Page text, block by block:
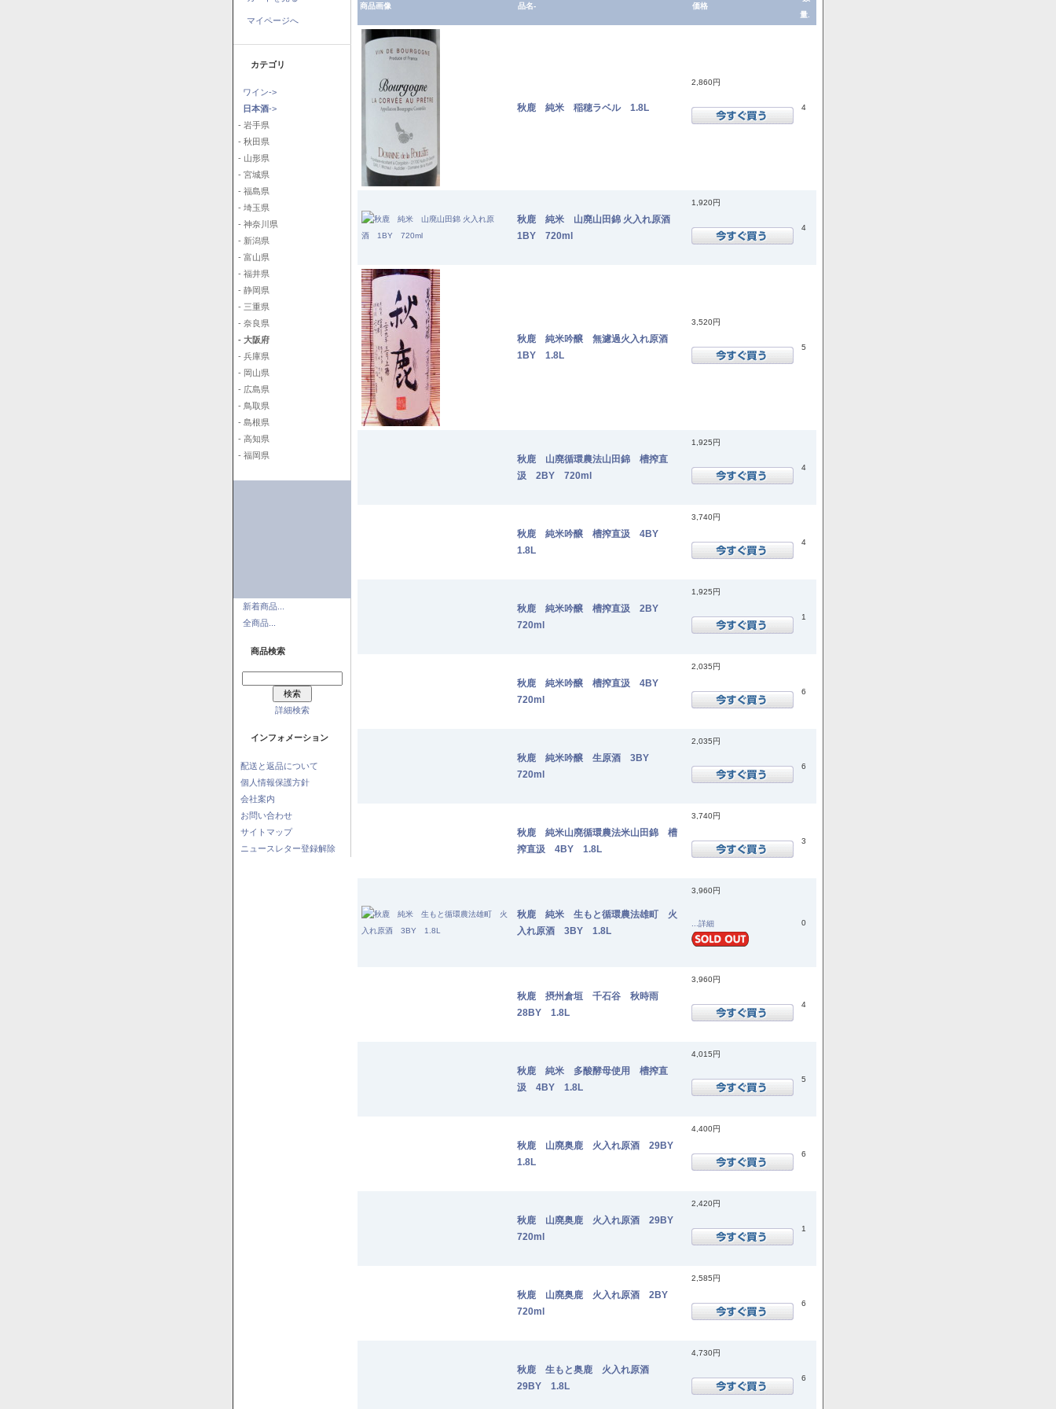
マイページへ
カテゴリ
ワイン->
日本酒->
- 岩手県
- 秋田県
- 山形県
- 宮城県
- 福島県
- 埼玉県
- 神奈川県
- 新潟県
- 富山県
- 福井県
- 静岡県
- 三重県
- 奈良県
- 大阪府
- 兵庫県
- 岡山県
- 広島県
- 鳥取県
- 島根県
- 高知県
- 福岡県
新着商品...
全商品...
商品検索
詳細検索
インフォメーション
配送と返品について
個人情報保護方針
会社案内
お問い合わせ
サイトマップ
ニュースレター登録解除
商品画像 品名- 価格
量.
秋鹿 純米 稲穂ラベル 1.8L
2,860円
4
秋鹿 純米 山廃山田錦 火入れ原酒
1BY 720ml
1,920円
4
秋鹿 純米吟醸 無濾過火入れ原酒
1BY 1.8L
3,520円
5
秋鹿 山廃循環農法山田錦 槽搾直
汲 2BY 720ml
1,925円
4
秋鹿 純米吟醸 槽搾直汲 4BY
1.8L
3,740円
4
秋鹿 純米吟醸 槽搾直汲 2BY
720ml
1,925円
1
秋鹿 純米吟醸 槽搾直汲 4BY
720ml
2,035円
6
秋鹿 純米吟醸 生原酒 3BY
720ml
2,035円
6
秋鹿 純米山廃循環農法米山田錦 槽
搾直汲 4BY 1.8L
3,740円
3
秋鹿 純米 生もと循環農法雄町 火
入れ原酒 3BY 1.8L
3,960円
...詳細 0
秋鹿 摂州倉垣 千石谷 秋時雨
28BY 1.8L
3,960円
4
秋鹿 純米 多酸酵母使用 槽搾直
汲 4BY 1.8L
4,015円
5
秋鹿 山廃奥鹿 火入れ原酒 29BY
1.8L
4,400円
6
秋鹿 山廃奥鹿 火入れ原酒 29BY
720ml
2,420円
1
秋鹿 山廃奥鹿 火入れ原酒 2BY
720ml
2,585円
6
秋鹿 生もと奥鹿 火入れ原酒
29BY 1.8L
4,730円
6